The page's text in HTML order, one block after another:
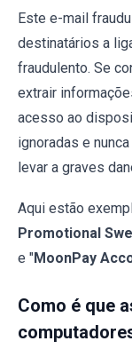
Este e-mail
destinatários a
fraudulento. Se
extrair
acesso ao
ignoradas e
levar a graves
Aqui estão
Promotional
e "MoonPay
Como é que